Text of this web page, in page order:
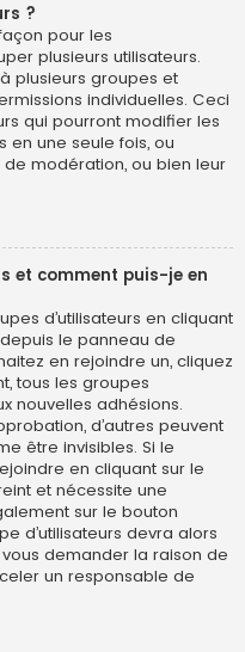
?
pour les
plusieurs utilisateurs.
plusieurs groupes et
individuelles. Ceci
qui pourront modifier les
en une seule fois, ou
modération, ou bien leur
et comment puis-je en
d’utilisateurs en cliquant
depuis le panneau de
en rejoindre un, cliquez
tous les groupes
nouvelles adhésions.
d’autres peuvent
être invisibles. Si le
en cliquant sur le
et nécessite une
sur le bouton
d’utilisateurs devra alors
demander la raison de
un responsable de